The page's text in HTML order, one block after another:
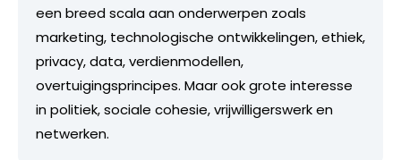
een breed scala aan onderwerpen zoals
marketing, technologische ontwikkelingen, ethiek,
privacy, data, verdienmodellen,
overtuigingsprincipes. Maar ook grote interesse
in politiek, sociale cohesie, vrijwilligerswerk en
netwerken.